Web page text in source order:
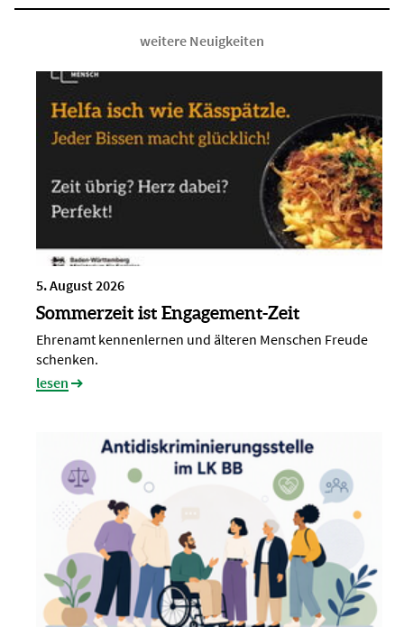
weitere Neuigkeiten
5. August 2026
Sommerzeit ist Engagement-Zeit
Ehrenamt kennenlernen und älteren Menschen Freude
schenken.
lesen